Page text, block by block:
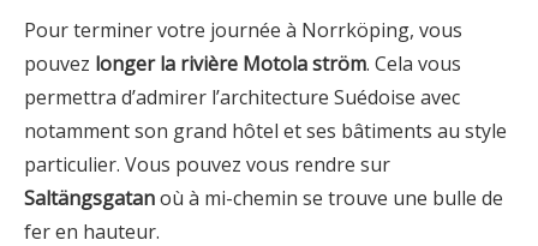
Pour terminer votre journée à Norrköping, vous
pouvez longer la rivière Motola ström. Cela vous
permettra d’admirer l’architecture Suédoise avec
notamment son grand hôtel et ses bâtiments au style
particulier. Vous pouvez vous rendre sur
Saltängsgatanoù à mi-chemin se trouve une bulle de
fer en hauteur.